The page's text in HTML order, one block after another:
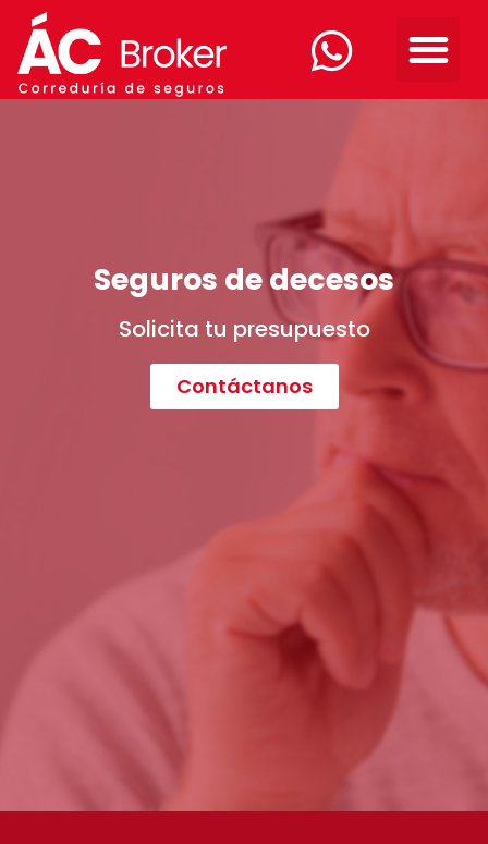
Seguros de decesos
Solicita tu presupuesto
Contáctanos